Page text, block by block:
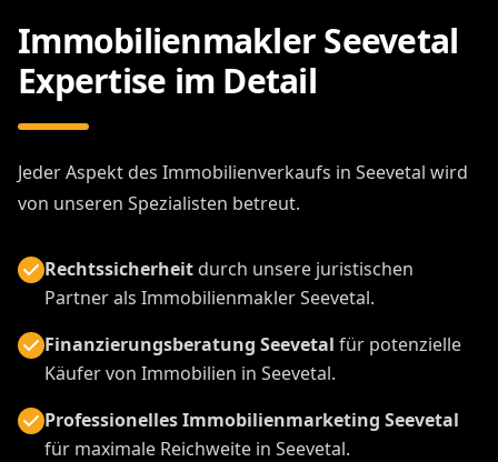
Immobilienmakler Seevetal
Expertise im Detail
Jeder Aspekt des Immobilienverkaufs in Seevetal wird
von unseren Spezialisten betreut.
Rechtssicherheitdurch unsere juristischen
Partner als Immobilienmakler Seevetal.
Finanzierungsberatung Seevetal für potenzielle
Käufer von Immobilien in Seevetal.
Professionelles Immobilienmarketing Seevetal
für maximale Reichweite in Seevetal.